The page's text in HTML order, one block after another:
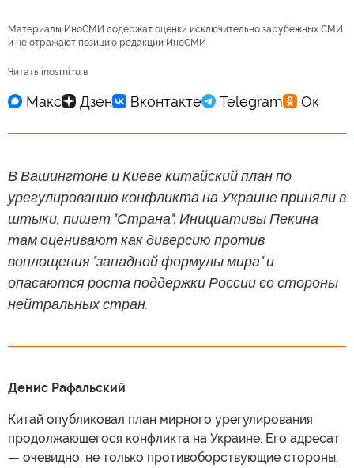
Материалы ИноСМИ содержат оценки исключительно зарубежных СМИ
и не отражают позицию редакции ИноСМИ
Читать inosmi.ru в
В Вашингтоне и Киеве китайский план по
урегулированию конфликта на Украине приняли в
штыки, пишет "Страна". Инициативы Пекина
там оценивают как диверсию против
воплощения "западной формулы мира" и
опасаются роста поддержки России со стороны
нейтральных стран.
Денис Рафальский
Китай опубликовал план мирного урегулирования
продолжающегося конфликта на Украине. Его адресат
— очевидно, не только противоборствующие стороны,